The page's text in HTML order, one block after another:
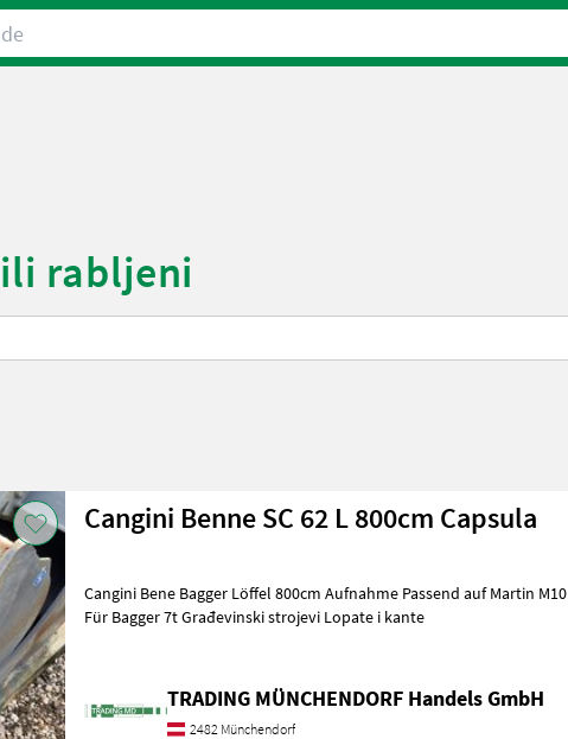
rabljeni
Cangini Benne SC 62 L 800cm Capsula
Cangini Bene Bagger Löffel 800cm Aufnahme Passend auf Martin M10
Für Bagger 7t Građevinski strojevi Lopate i kante
TRADING MÜNCHENDORF Handels GmbH
2482 Münchendorf